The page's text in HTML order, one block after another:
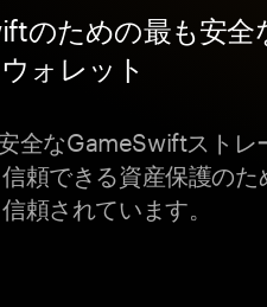
のための最も安全
ォレット
全なGameSwiftストレ
頼できる資産保護の
頼されています。